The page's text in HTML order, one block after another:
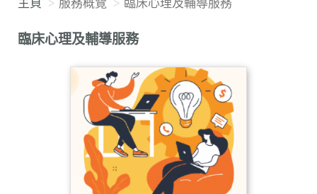
主頁 服務概覽 臨床心理及輔導服務
臨床心理及輔導服務